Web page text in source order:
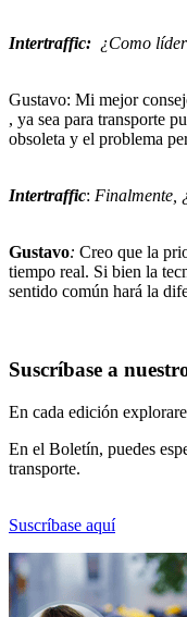
Intertraffic: ¿Como
Gustavo: Mi mejor
, ya sea para transporte
obsoleta y el problema
Intertraffic: Finalmente,
Gustavo: Creo que la
tiempo real. Si bien la
sentido común hará la
Suscríbase a
En cada edición
En el Boletín, puedes
transporte.
Suscríbase aquí